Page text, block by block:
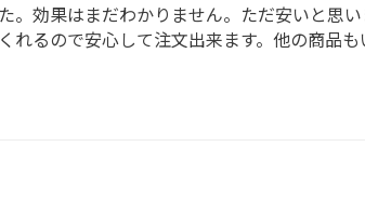
。効果はまだわかりません。ただ安いと思
れるので安心して注文出来ます。他の商品